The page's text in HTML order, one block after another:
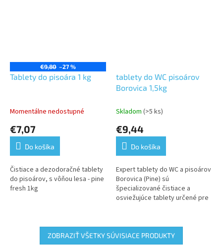
€9,80 –27 %
Tablety do pisoára 1 kg
Momentálne nedostupné
€7,07
Do košíka
Čistiace a dezodoračné tablety
do pisoárov, s vôňou lesa - pine
fresh 1kg
tablety do WC pisoárov
Borovica 1,5kg
Skladom (>5 ks)
€9,44
Do košíka
Expert tablety do WC a pisoárov
Borovica (Pine) sú
špecializované čistiace a
osviežujúce tablety určené pre
ZOBRAZIŤ VŠETKY SÚVISIACE PRODUKTY